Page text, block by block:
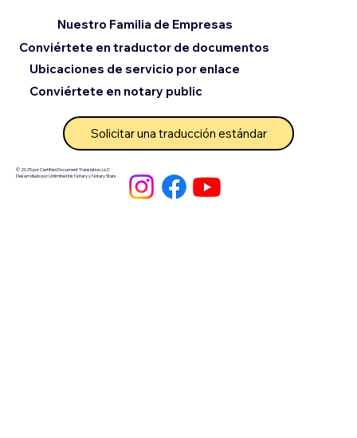
© 2025 por Certified Document Translation, LLC
Desarrollado por Unlimited Ink Notary y Notary Stars
Conviértete en traductor de documentos
Ubicaciones de servicio por enlace
Nuestro Familia de Empresas
Conviértete en notary public
Solicitar una traducción estándar